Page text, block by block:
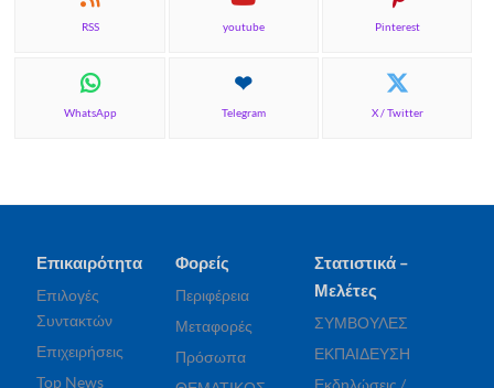
RSS youtube Pinterest
WhatsApp Telegram X / Twitter
Επικαιρότητα
Επιλογές
Συντακτών
Επιχειρήσεις
Top News
Φορείς
Περιφέρεια
Μεταφορές
Πρόσωπα
Στατιστικά –
Μελέτες
ΣΥΜΒΟΥΛΕΣ
ΕΚΠΑΙΔΕΥΣΗ
Εκδηλώσεις /